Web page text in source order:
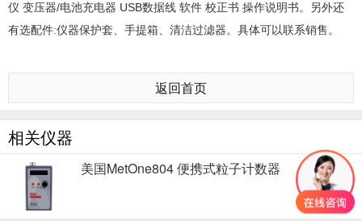
仪 变压器/电池充电器 USB数据线 软件 校正书 操作说明书。另外还
有选配件:仪器保护套、手提箱、清洁过滤器。具体可以联系销售。
返回首页
相关仪器
美国MetOne804 便携式粒子计数器